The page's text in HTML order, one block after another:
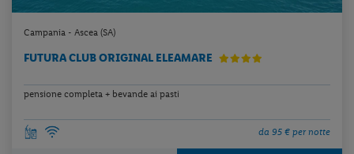
Campania - Ascea (SA)
FUTURA CLUB ORIGINAL ELEAMARE
pensione completa + bevande ai pasti
da 95 € per notte